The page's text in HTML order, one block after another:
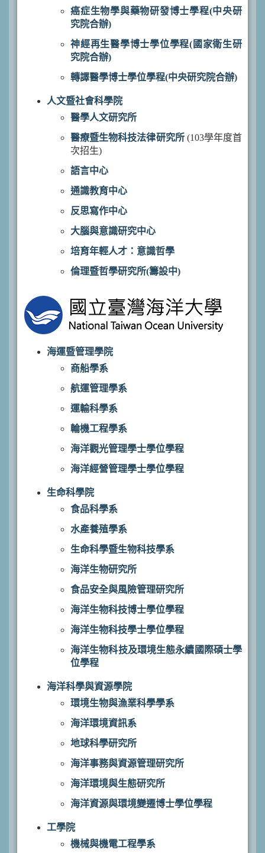
癌症生物學與藥物研發博士學程(中央研
究院合辦)
神經再生醫學博士學位學程(國家衛生研
究院合辦)
轉譯醫學博士學位學程(中央研究院合辦)
人文暨社會科學院
醫學人文研究所
醫療暨生物科技法律研究所(103學年度首
次招生)
語言中心
通識教育中心
反思寫作中心
大腦與意識研究中心
培育年輕人才：意識哲學
倫理暨哲學研究所(籌設中)
海運暨管理學院
商船學系
航運管理學系
運輸科學系
輪機工程學系
海洋觀光管理學士學位學程
海洋經營管理學士學位學程
生命科學院
食品科學系
水產養殖學系
生命科學暨生物科技學系
海洋生物研究所
食品安全與風險管理研究所
海洋生物科技博士學位學程
海洋生物科技學士學位學程
海洋生物科技及環境生態永續國際碩士學
位學程
海洋科學與資源學院
環境生物與漁業科學學系
海洋環境資訊系
地球科學研究所
海洋事務與資源管理研究所
海洋環境與生態研究所
海洋資源與環境變遷博士學位學程
工學院
機械與機電工程學系